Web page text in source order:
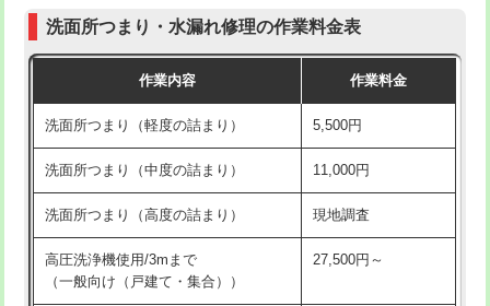
モルタル補修（厚さ10㎝まで） 27,500円
モルタル補修（厚さ10㎝超え） 38,500円
洗面台設置 38,500円
バスタブ設置 現場見積
追加人工 16,500円
（P/S/ポップアップ））
交換・取付（その他部品） 11,000円+材料費
持込商品取付（単水栓） 13,200円
持込商品取付（混合水栓） 16,500円
持込商品取付（浄水器・分岐水栓） 16,500円
給水管工事※（ホール加工) 16,500円
給水管工事※（バンド止め)
洗面所つまり・水漏れ修理の作業料金表
作業内容 作業料金
洗面所つまり（軽度の詰まり） 5,500円
洗面所つまり（中度の詰まり） 11,000円
洗面所つまり（高度の詰まり） 現地調査
高圧洗浄機使用/3mまで
（一般向け（戸建て・集合））
27,500円～